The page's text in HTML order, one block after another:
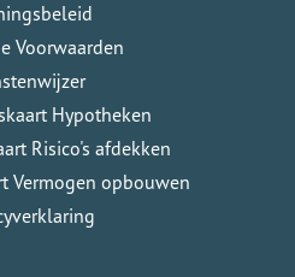
Voorwaarden
Hypotheken
Risico's afdekken
Vermogen opbouwen